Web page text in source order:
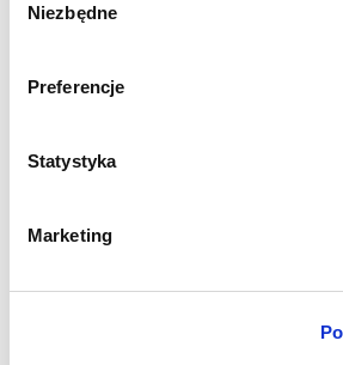
zgody
Niezbędne
Preferencje
Statystyka
Marketing
Nazwisko
Zgadzam się na przetwarzanie
otrzymywania drogą elektroniczną (e-